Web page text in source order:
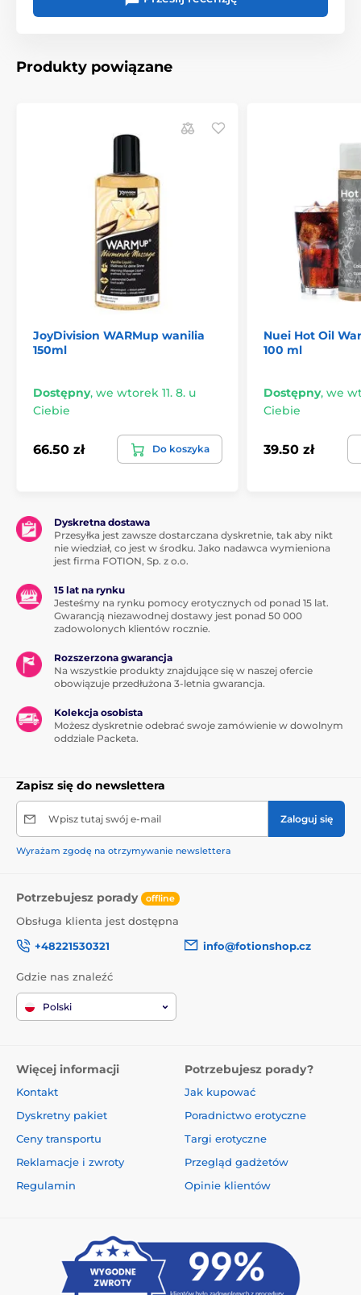
Produkty powiązane
JoyDivision WARMup wanilia
150ml
Dostępny, we wtorek 11. 8. u
Ciebie
66.50 zł Do koszyka
Nuei Hot Oil
100 ml
Dostępny, we
Ciebie
39.50 zł
Dyskretna dostawa
Przesyłka jest zawsze dostarczana dyskretnie, tak aby nikt
nie wiedział, co jest w środku. Jako nadawca wymieniona
jest firma FOTION, Sp. z o.o.
15 lat na rynku
Jesteśmy na rynku pomocy erotycznych od ponad 15 lat.
Gwarancją niezawodnej dostawy jest ponad 50 000
zadowolonych klientów rocznie.
Rozszerzona gwarancja
Na wszystkie produkty znajdujące się w naszej ofercie
obowiązuje przedłużona 3-letnia gwarancja.
Kolekcja osobista
Możesz dyskretnie odebrać swoje zamówienie w dowolnym
oddziale Packeta.
Zapisz się do newslettera
Wpisz tutaj swój e-mail Zaloguj się
Wyrażam zgodę na otrzymywanie newslettera
Potrzebujesz porady offline
Obsługa klienta jest dostępna
+48221530321
info@fotionshop.cz
Gdzie nas znaleźć
Polski
Więcej informacji
Kontakt
Dyskretny pakiet
Ceny transportu
Reklamacje i zwroty
Regulamin
Potrzebujesz porady?
Jak kupować
Poradnictwo erotyczne
Targi erotyczne
Przegląd gadżetów
Opinie klientów